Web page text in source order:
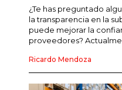
IMPORTACIÓN Y
ALIANZAS ESTRATÉGICAS
TECNOLOGIA
SOSTENIBILIDAD Y MEDIO
¿Te has preguntado
la transparencia en la
puede mejorar la
proveedores?
Ricardo Mendoza